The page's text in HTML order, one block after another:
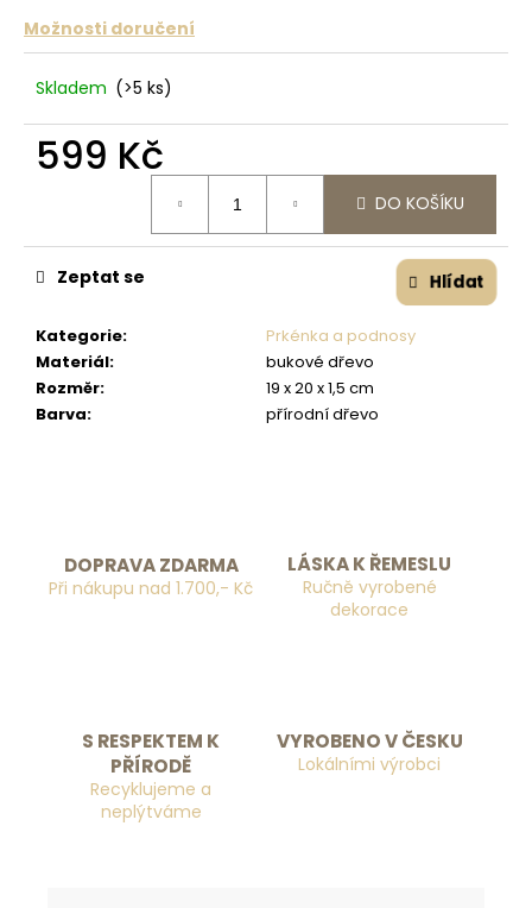
Možnosti doručení
Skladem (>5 ks)
599 Kč
DO KOŠÍKU
Kategorie:
Prkénka a podnosy
Materiál:
bukové dřevo
Rozměr:
19 x 20 x 1,5 cm
Barva: přírodní dřevo
Zeptat se Hlídat
DOPRAVA ZDARMA
Při nákupu nad 1.700,- Kč
LÁSKA K ŘEMESLU
Ručně vyrobené
dekorace
S RESPEKTEM K
PŘÍRODĚ
Recyklujeme a
neplýtváme
VYROBENO V ČESKU
Lokálními výrobci
p
o
u
č
e